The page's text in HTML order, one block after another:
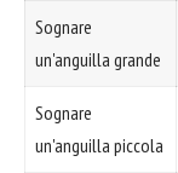
Sognare
un'anguilla grande
Sognare
un'anguilla piccola